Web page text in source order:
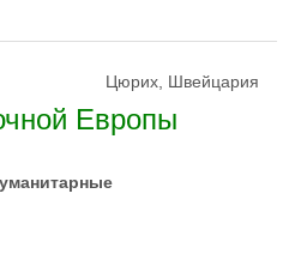
Цюрих, Швейцария
Европы